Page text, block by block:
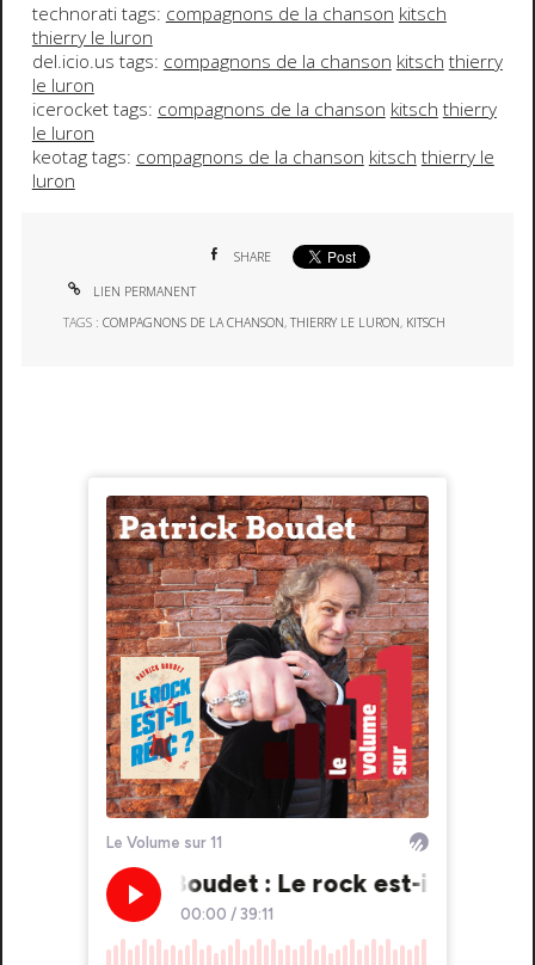
technorati tags: compagnons de la chanson kitsch
thierry le luron
del.icio.us tags: compagnons de la chanson kitsch thierry
le luron
icerocket tags: compagnons de la chanson kitsch thierry
le luron
keotag tags: compagnons de la chanson kitsch thierry le
luron
SHARE
LIEN PERMANENT
TAGS :COMPAGNONS DE LA CHANSON,THIERRY LE LURON, KITSCH